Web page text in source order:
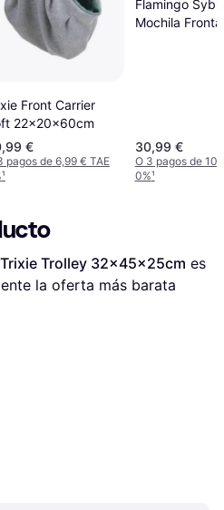
Front Carrier
22x20x60cm
€
pagos de 6,99 € TAE
¹
Flamingo Sybil
Mochila
30,99 €
O 3 pagos de
0%¹
Trixie Trolley 32x45x25cm
la oferta más barata